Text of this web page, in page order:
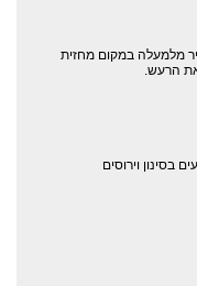
מלמעלה במקום מחזית
את הרעש.
בסינון וירוסים